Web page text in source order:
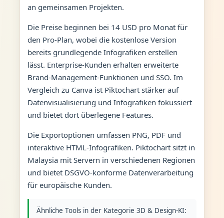
an gemeinsamen Projekten.
Die Preise beginnen bei 14 USD pro Monat für
den Pro-Plan, wobei die kostenlose Version
bereits grundlegende Infografiken erstellen
lässt. Enterprise-Kunden erhalten erweiterte
Brand-Management-Funktionen und SSO. Im
Vergleich zu Canva ist Piktochart stärker auf
Datenvisualisierung und Infografiken fokussiert
und bietet dort überlegene Features.
Die Exportoptionen umfassen PNG, PDF und
interaktive HTML-Infografiken. Piktochart sitzt in
Malaysia mit Servern in verschiedenen Regionen
und bietet DSGVO-konforme Datenverarbeitung
für europäische Kunden.
Ähnliche Tools in der Kategorie 3D & Design-KI: